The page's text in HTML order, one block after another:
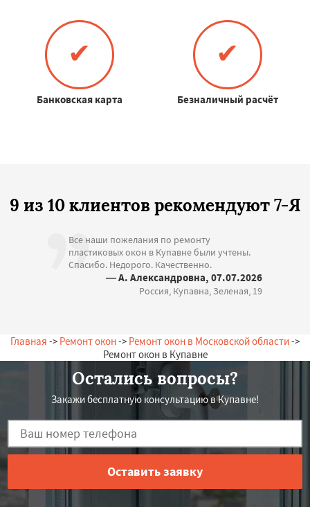
✔
Банковская карта
✔
Безналичный расчёт
9 из 10 клиентов рекомендуют 7-Я
Все наши пожелания по ремонту
пластиковых окон в Купавне были учтены.
Спасибо. Недорого. Качественно.
— А. Александровна, 07.07.2026
Россия, Купавна, Зеленая, 19
Главная -> Ремонт окон-> Ремонт окон в Московской области->
Ремонт окон в Купавне
Остались вопросы?
Закажи бесплатную консультацию в Купавне!